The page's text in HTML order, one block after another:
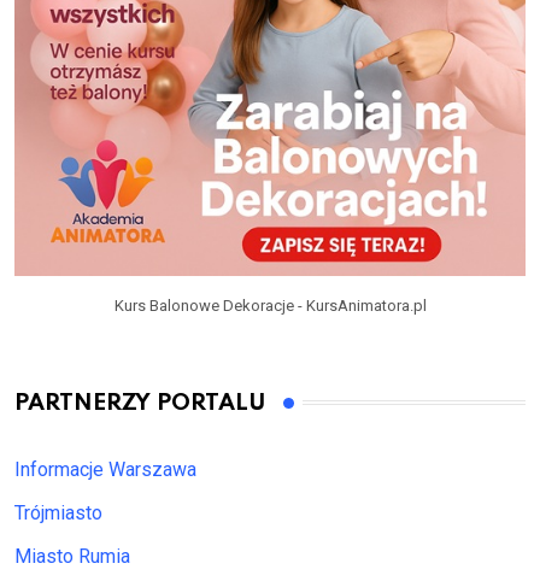
Kurs Balonowe Dekoracje - KursAnimatora.pl
PARTNERZY PORTALU
Informacje Warszawa
Trójmiasto
Miasto Rumia